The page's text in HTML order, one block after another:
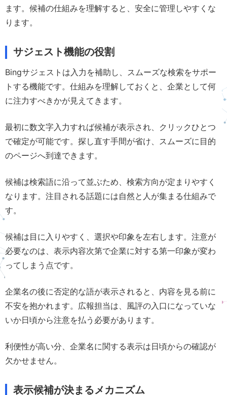
ます。候補の仕組みを理解すると、安全に管理しやすくな
ります。
サジェスト機能の役割
Bingサジェストは入力を補助し、スムーズな検索をサポー
トする機能です。仕組みを理解しておくと、企業として何
に注力すべきかが見えてきます。
最初に数文字入力すれば候補が表示され、クリックひとつ
で確定が可能です。探し直す手間が省け、スムーズに目的
のページへ到達できます。
候補は検索語に沿って並ぶため、検索方向が定まりやすく
なります。注目される話題には自然と人が集まる仕組みで
す。
候補は目に入りやすく、選択や印象を左右します。注意が
必要なのは、表示内容次第で企業に対する第一印象が変わ
ってしまう点です。
企業名の後に否定的な語が表示されると、内容を見る前に
不安を抱かれます。広報担当は、風評の入口になっていな
いか日頃から注意を払う必要があります。
利便性が高い分、企業名に関する表示は日頃からの確認が
欠かせません。
表示候補が決まるメカニズム